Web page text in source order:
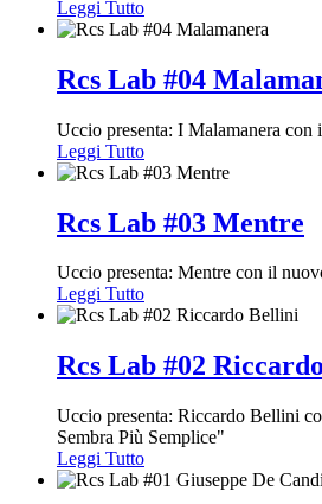
Leggi Tutto
Rcs Lab #04
Uccio presenta: I Malamanera
Leggi Tutto
Rcs Lab #03 Mentre
Uccio presenta: Mentre con il
Leggi Tutto
Rcs Lab #02
Uccio presenta: Riccardo Bellini
Sembra Più Semplice"
Leggi Tutto